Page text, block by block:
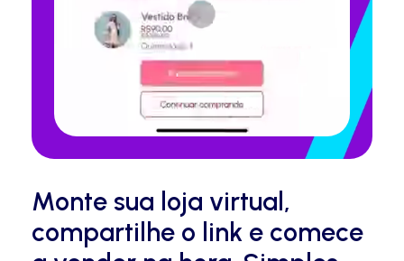
Monte sua loja virtual,
compartilhe o link e comece